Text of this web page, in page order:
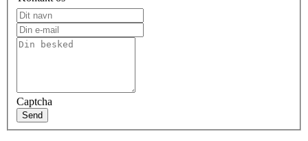
Captcha
Send